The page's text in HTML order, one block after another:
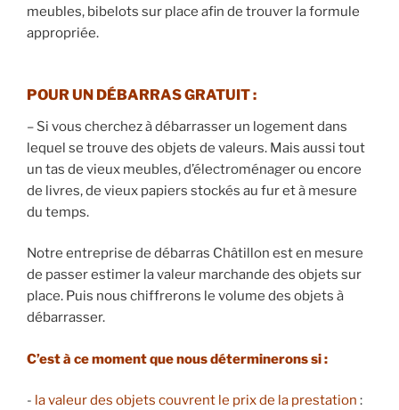
meubles, bibelots sur place afin de trouver la formule
appropriée.
POUR UN DÉBARRAS GRATUIT:
– Si vous cherchez à débarrasser un logement dans
lequel se trouve des objets de valeurs. Mais aussi tout
un tas de vieux meubles, d’électroménager ou encore
de livres, de vieux papiers stockés au fur et à mesure
du temps.
Notre entreprise de débarras Châtillon est en mesure
de passer estimer la valeur marchande des objets sur
place. Puis nous chiffrerons le volume des objets à
débarrasser.
​C’est à ce moment que nous déterminerons si :
​- la valeur des objets couvrent le prix de la prestation :